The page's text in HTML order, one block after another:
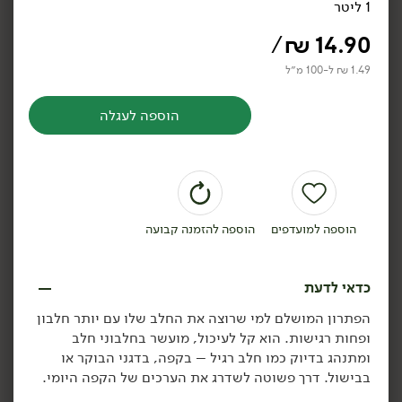
קפיר משקה מחלב בקר -
1 ליטר
יח׳
הוספה לסל
יח׳
₪ / יח׳
חלב מועשר 3% - 'מחלבות
הגולן'
1 ליטר
1.19 ₪ ל-100 מ״ל
11.90
חלב מהגולן 4% שומן
1 ליטר
1.19 ₪ ל-100 מ״ל
1 ליטר
14.90
₪
/
1.49 ₪ ל-100 מ״ל
הוספה לעגלה
הוספה למועדפים הוספה להזמנה קבועה
כדאי לדעת
הפתרון המושלם למי שרוצה את החלב שלו עם יותר חלבון
ופחות רגישות. הוא קל לעיכול, מועשר בחלבוני חלב
ומתנהג בדיוק כמו חלב רגיל – בקפה, בדגני הבוקר או
בבישול. דרך פשוטה לשדרג את הערכים של הקפה היומי.